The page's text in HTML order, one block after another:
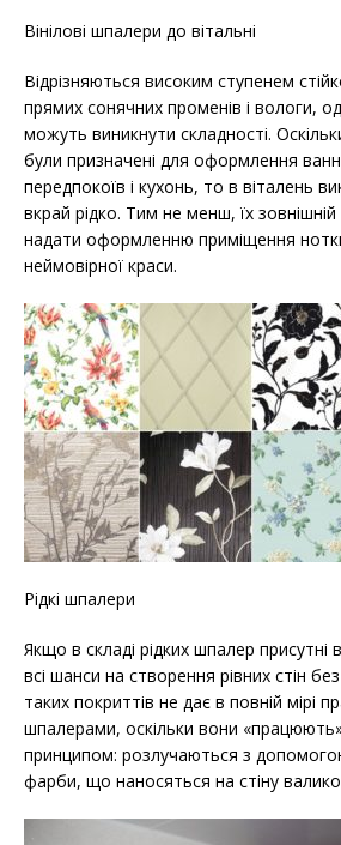
Вінілові шпалери до вітальні
Відрізняються високим ступенем
прямих сонячних променів і вологи,
можуть виникнути складності.
були призначені для оформлення
передпокоїв і кухонь, то в віталень
вкрай рідко. Тим не менш, їх
надати оформленню приміщення
неймовірної краси.
Рідкі шпалери
Якщо в складі рідких шпалер
всі шанси на створення рівних стін
таких покриттів не дає в повній мірі
шпалерами, оскільки вони
принципом: розлучаються з
фарби, що наносяться на стіну